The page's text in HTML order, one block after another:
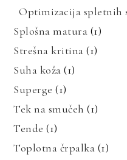
Optimizacija spletnih
Splošna matura (1)
Strešna kritina (1)
Suha koža (1)
Superge (1)
Tek na smučeh (1)
Tende (1)
Toplotna črpalka (1)